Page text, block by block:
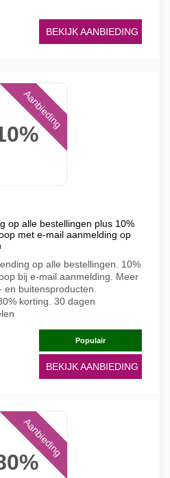
BEKIJK AANBIEDING
Aanbieding
op alle bestellingen plus 10%
met e-mail aanmelding op
op alle bestellingen. 10%
bij e-mail aanmelding. Meer
buitensproducten.
korting. 30 dagen
Populair
BEKIJK AANBIEDING
Aanbieding